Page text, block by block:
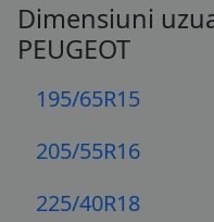
Dimensiuni
PEUGEOT
195/65R15
205/55R16
225/40R18